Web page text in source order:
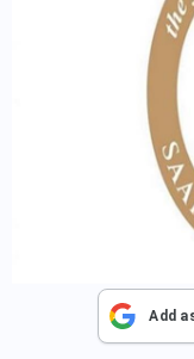
Add